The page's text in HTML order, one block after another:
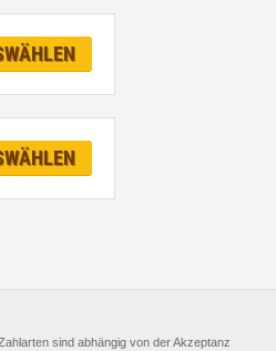
sind abhängig von der Akzeptanz